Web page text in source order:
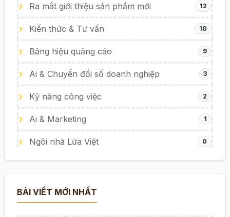
Ra mắt giới thiệu sản phẩm mới 12
Kiến thức & Tư vấn 10
Bảng hiệu quảng cáo 9
Ai & Chuyển đổi số doanh nghiệp 3
Kỹ năng công việc 2
Ai & Marketing 1
Ngôi nhà Lửa Việt 0
BÀI VIẾT MỚI NHẤT